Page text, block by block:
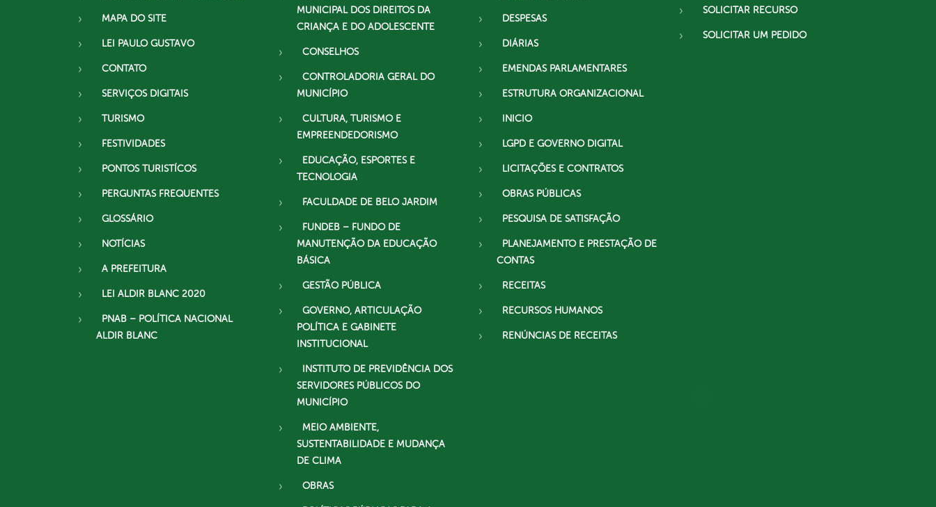
MAPA DO SITE
LEI PAULO GUSTAVO
CONTATO
SERVIÇOS DIGITAIS
TURISMO
FESTIVIDADES
PONTOS TURISTÍCOS
PERGUNTAS FREQUENTES
GLOSSÁRIO
NOTÍCIAS
A PREFEITURA
LEI ALDIR BLANC 2020
PNAB – POLÍTICA NACIONAL
ALDIR BLANC
MUNICIPAL DOS DIREITOS DA
CRIANÇA E DO ADOLESCENTE
CONSELHOS
CONTROLADORIA GERAL DO
MUNICÍPIO
CULTURA, TURISMO E
EMPREENDEDORISMO
EDUCAÇÃO, ESPORTES E
TECNOLOGIA
FACULDADE DE BELO JARDIM
FUNDEB – FUNDO DE
MANUTENÇÃO DA EDUCAÇÃO
BÁSICA
GESTÃO PÚBLICA
GOVERNO, ARTICULAÇÃO
POLÍTICA E GABINETE
INSTITUCIONAL
INSTITUTO DE PREVIDÊNCIA DOS
SERVIDORES PÚBLICOS DO
MUNICÍPIO
MEIO AMBIENTE,
SUSTENTABILIDADE E MUDANÇA
DE CLIMA
OBRAS
DESPESAS
DIÁRIAS
EMENDAS PARLAMENTARES
ESTRUTURA ORGANIZACIONAL
INICIO
LGPD E GOVERNO DIGITAL
LICITAÇÕES E CONTRATOS
OBRAS PÚBLICAS
PESQUISA DE SATISFAÇÃO
PLANEJAMENTO E PRESTAÇÃO DE
CONTAS
RECEITAS
RECURSOS HUMANOS
RENÚNCIAS DE RECEITAS
SOLICITAR RECURSO
SOLICITAR UM PEDIDO